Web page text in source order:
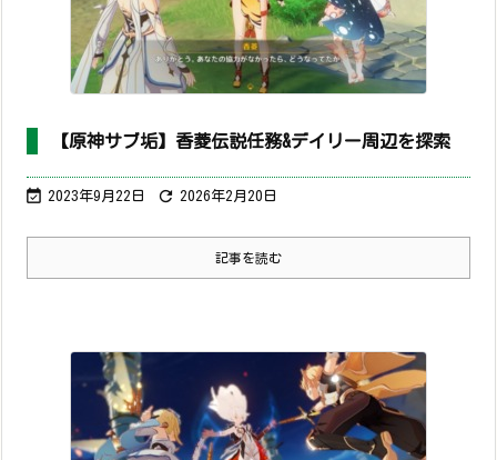
【原神サブ垢】香菱伝説任務&デイリー周辺を探索